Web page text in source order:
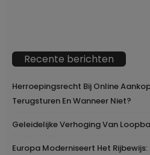
Recente berichten
Herroepingsrecht Bij Online
Terugsturen En Wanneer Niet?
Geleidelijke Verhoging Van
Europa Moderniseert Het